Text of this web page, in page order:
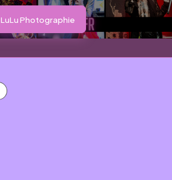
LuLu Photographie